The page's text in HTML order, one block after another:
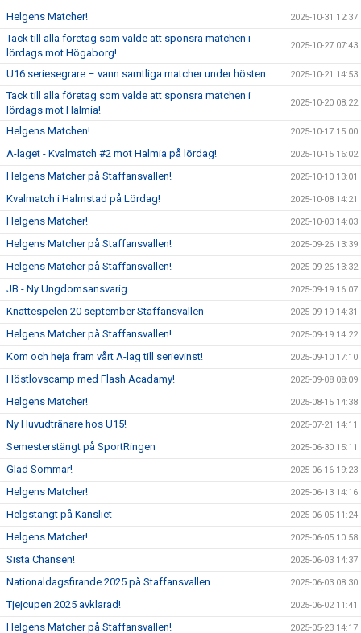
Helgens Matcher! 2025-10-31 12:37
Tack till alla företag som valde att sponsra matchen i
lördags mot Högaborg!
2025-10-27 07:43
U16 seriesegrare – vann samtliga matcher under hösten 2025-10-21 14:53
Tack till alla företag som valde att sponsra matchen i
lördags mot Halmia!
2025-10-20 08:22
Helgens Matchen! 2025-10-17 15:00
A-laget - Kvalmatch #2 mot Halmia på lördag! 2025-10-15 16:02
Helgens Matcher på Staffansvallen! 2025-10-10 13:01
Kvalmatch i Halmstad på Lördag! 2025-10-08 14:21
Helgens Matcher! 2025-10-03 14:03
Helgens Matcher på Staffansvallen! 2025-09-26 13:39
Helgens Matcher på Staffansvallen! 2025-09-26 13:32
JB - Ny Ungdomsansvarig 2025-09-19 16:07
Knattespelen 20 september Staffansvallen 2025-09-19 14:31
Helgens Matcher på Staffansvallen! 2025-09-19 14:22
Kom och heja fram vårt A-lag till serievinst! 2025-09-10 17:10
Höstlovscamp med Flash Acadamy! 2025-09-08 08:09
Helgens Matcher! 2025-08-15 14:38
Ny Huvudtränare hos U15! 2025-07-21 14:11
Semesterstängt på SportRingen 2025-06-30 15:11
Glad Sommar! 2025-06-16 19:23
Helgens Matcher! 2025-06-13 14:16
Helgstängt på Kansliet 2025-06-05 11:24
Helgens Matcher! 2025-06-05 10:58
Sista Chansen! 2025-06-03 14:37
Nationaldagsfirande 2025 på Staffansvallen 2025-06-03 08:30
Tjejcupen 2025 avklarad! 2025-06-02 11:41
Helgens Matcher på Staffansvallen! 2025-05-23 14:17